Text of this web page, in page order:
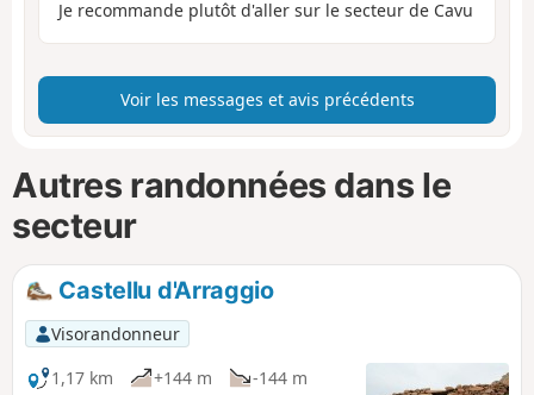
Je recommande plutôt d'aller sur le secteur de Cavu
Voir les messages et avis précédents
Autres randonnées dans le
secteur
Castellu d'Arraggio
Visorandonneur
1,17 km
+144 m
-144 m